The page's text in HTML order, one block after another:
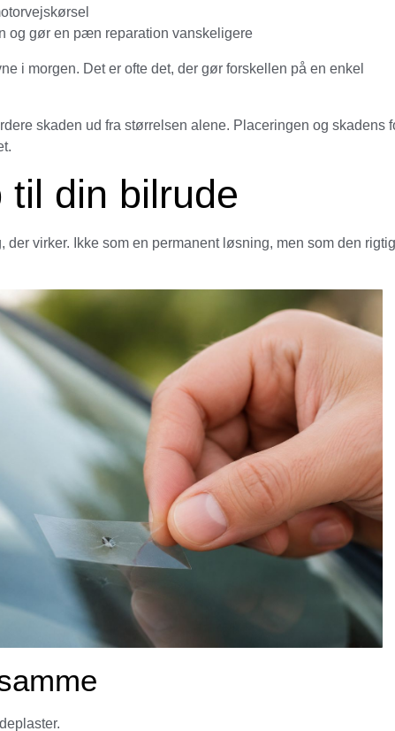
og gør en pæn reparation vanskeligere
i morgen. Det er ofte det, der gør forskellen på en enkel
skaden ud fra størrelsen alene. Placeringen og skadens
din bilrude
der virker. Ikke som en permanent løsning, men som den